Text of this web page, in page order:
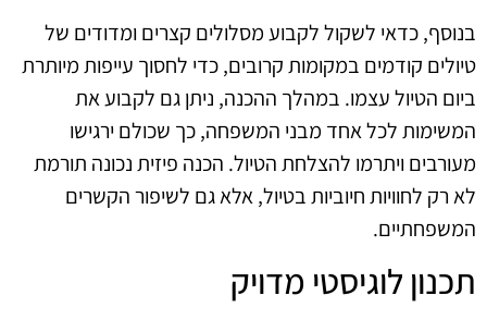
בנוסף, כדאי לשקול לקבוע מסלולים קצרים ומדודים של
טיולים קודמים במקומות קרובים, כדי לחסוך עייפות מיותרת
ביום הטיול עצמו. במהלך ההכנה, ניתן גם לקבוע את
המשימות לכל אחד מבני המשפחה, כך שכולם ירגישו
מעורבים ויתרמו להצלחת הטיול. הכנה פיזית נכונה תורמת
לא רק לחוויות חיוביות בטיול, אלא גם לשיפור הקשרים
המשפחתיים.
תכנון לוגיסטי מדויק